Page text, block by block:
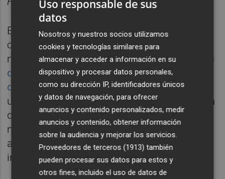
El otrora llamadoGestión Boutique VI Value
contaba con un patrimonio de 2,851
millones de euros al cierre de octubre,
según
datos de la patronal española de la industria
de la inversión colectiva; mientras que tenía
una base de cuotapartícipes de 276. Se trata
de un fondo de gestión activa. O lo que es lo
mismo: los gestores -en base a sus análisis-
ajustan la composición de la cartera de
inversión.
Uso responsable de sus
datos
Nosotros y nuestros socios utilizamos
cookies y tecnologías similares para
almacenar y acceder a información en su
dispositivo y procesar datos personales,
como su dirección IP, identificadores únicos
y datos de navegación, para ofrecer
anuncios y contenido personalizados, medir
anuncios y contenido, obtener información
sobre la audiencia y mejorar los servicios.
Proveedores de terceros (1913) también
pueden procesar sus datos para estos y
otros fines, incluido el uso de datos de